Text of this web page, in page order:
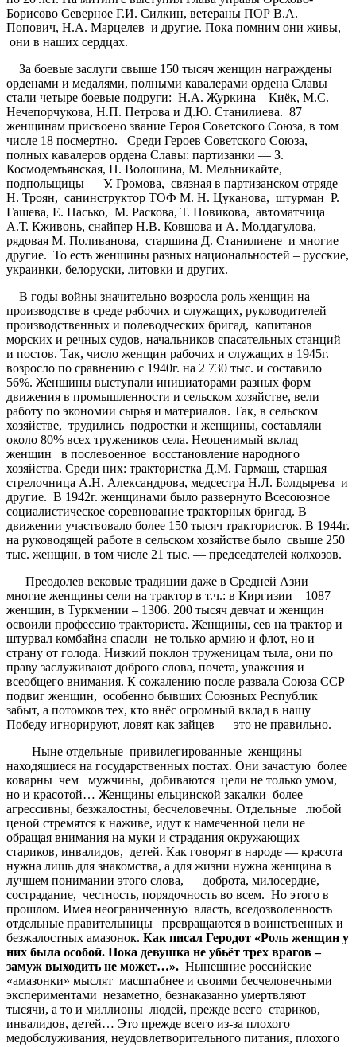
Борисово Северное Г.И. Силкин, ветераны ПОР В.А.
Попович, Н.А. Марцелев и другие. Пока помним они живы,
они в наших сердцах.
За боевые заслуги свыше 150 тысяч женщин награждены
орденами и медалями, полными кавалерами ордена Славы
стали четыре боевые подруги: Н.А. Журкина – Киёк, М.С.
Нечепорчукова, Н.П. Петрова и Д.Ю. Станилиева. 87
женщинам присвоено звание Героя Советского Союза, в том
числе 18 посмертно. Среди Героев Советского Союза,
полных кавалеров ордена Славы: партизанки — З.
Космодемъянская, Н. Волошина, М. Мельникайте,
подпольщицы — У. Громова, связная в партизанском отряде
Н. Троян, санинструктор ТОФ М. Н. Цуканова, штурман Р.
Гашева, Е. Пасько, М. Раскова, Т. Новикова, автоматчица
А.Т. Кживонь, снайпер Н.В. Ковшова и А. Молдагулова,
рядовая М. Поливанова, старшина Д. Станилиене и многие
другие. То есть женщины разных национальностей – русские,
украинки, белоруски, литовки и других.
В годы войны значительно возросла роль женщин на
производстве в среде рабочих и служащих, руководителей
производственных и полеводческих бригад, капитанов
морских и речных судов, начальников спасательных станций
и постов. Так, число женщин рабочих и служащих в 1945г.
возросло по сравнению с 1940г. на 2 730 тыс. и составило
56%. Женщины выступали инициаторами разных форм
движения в промышленности и сельском хозяйстве, вели
работу по экономии сырья и материалов. Так, в сельском
хозяйстве, трудились подростки и женщины, составляли
около 80% всех тружеников села. Неоценимый вклад
женщин в послевоенное восстановление народного
хозяйства. Среди них: трактористка Д.М. Гармаш, старшая
стрелочница А.Н. Александрова, медсестра Н.Л. Болдырева и
другие. В 1942г. женщинами было развернуто Всесоюзное
социалистическое соревнование тракторных бригад. В
движении участвовало более 150 тысяч трактористок. В 1944г.
на руководящей работе в сельском хозяйстве было свыше 250
тыс. женщин, в том числе 21 тыс. — председателей колхозов.
Преодолев вековые традиции даже в Средней Азии
многие женщины сели на трактор в т.ч.: в Киргизии – 1087
женщин, в Туркмении – 1306. 200 тысяч девчат и женщин
освоили профессию тракториста. Женщины, сев на трактор и
штурвал комбайна спасли не только армию и флот, но и
страну от голода. Низкий поклон труженицам тыла, они по
праву заслуживают доброго слова, почета, уважения и
всеобщего внимания. К сожалению после развала Союза ССР
подвиг женщин, особенно бывших Союзных Республик
забыт, а потомков тех, кто внёс огромный вклад в нашу
Победу игнорируют, ловят как зайцев — это не правильно.
Ныне отдельные привилегированные женщины
находящиеся на государственных постах. Они зачастую более
коварны чем мужчины, добиваются цели не только умом,
но и красотой… Женщины ельцинской закалки более
агрессивны, безжалостны, бесчеловечны. Отдельные любой
ценой стремятся к наживе, идут к намеченной цели не
обращая внимания на муки и страдания окружающих –
стариков, инвалидов, детей. Как говорят в народе — красота
нужна лишь для знакомства, а для жизни нужна женщина в
лучшем понимании этого слова, — доброта, милосердие,
сострадание, честность, порядочность во всем. Но этого в
прошлом. Имея неограниченную власть, вседозволенность
отдельные правительницы превращаются в воинственных и
безжалостных амазонок. Как писал Геродот «Роль женщин у
них была особой. Пока девушка не убьёт трех врагов –
замуж выходить не может…». Нынешние российские
«амазонки» мыслят масштабнее и своими бесчеловечными
экспериментами незаметно, безнаказанно умертвляют
тысячи, а то и миллионы людей, прежде всего стариков,
инвалидов, детей… Это прежде всего из-за плохого
медобслуживания, неудовлетворительного питания, плохого